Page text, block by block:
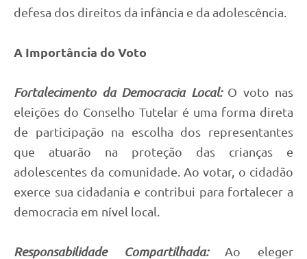
defesa dos direitos da infância e da adolescência.
A Importância do Voto
Fortalecimento da Democracia Local:O voto nas
eleições do Conselho Tutelar é uma forma direta
de participação na escolha dos representantes
que atuarão na proteção das crianças e
adolescentes da comunidade. Ao votar, o cidadão
exerce sua cidadania e contribui para fortalecer a
democracia em nível local.
Responsabilidade Compartilhada:Ao eleger